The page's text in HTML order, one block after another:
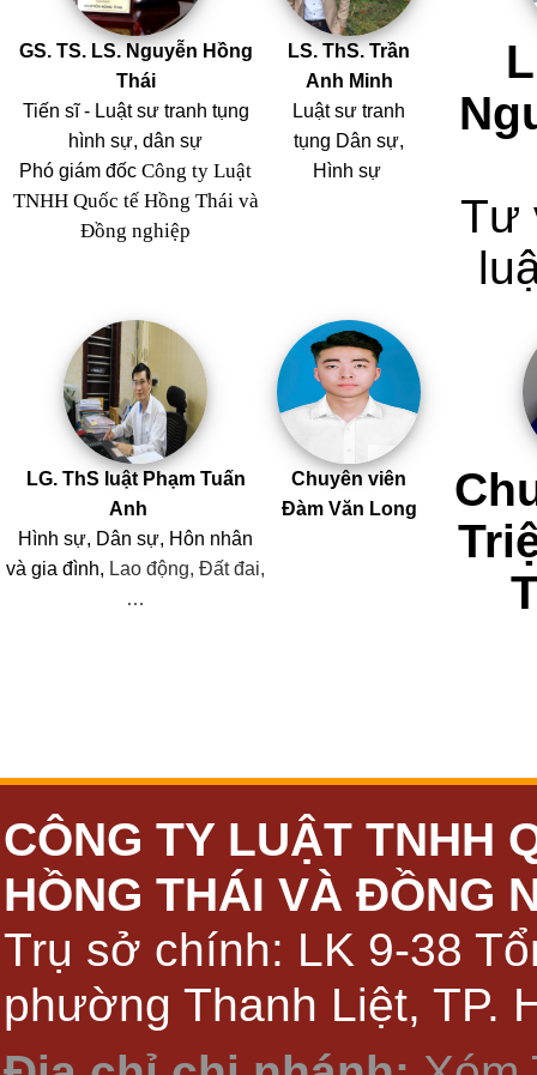
GS. TS. LS. Nguyễn Hồng
Thái
Tiến sĩ - Luật sư tranh tụng
hình sự, dân sự
Phó giám đốc Công ty Luật
TNHH Quốc tế Hồng Thái và
Đồng nghiệp
LS. ThS. Trần
Anh Minh
Luật sư tranh
tụng Dân sự,
Hình sự
Tư
LG. ThS luật Phạm Tuấn
Anh
Hình sự, Dân sự, Hôn nhân
và gia đình, Lao động, Đất đai,
…
Chuyên viên
Đàm Văn Long
CÔNG TY LUẬT TNHH
HỒNG THÁI VÀ ĐỒNG
Trụ sở chính: LK 9-38
phường Thanh Liệt, TP.